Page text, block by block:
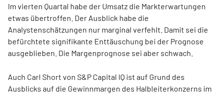
Im vierten Quartal habe der Umsatz die Markterwartungen
etwas übertroffen. Der Ausblick habe die
Analystenschätzungen nur marginal verfehlt. Damit sei die
befürchtete signifikante Enttäuschung bei der Prognose
ausgeblieben. Die Margenprognose sei aber schwach.
Auch Carl Short von S&P Capital IQ ist auf Grund des
Ausblicks auf die Gewinnmargen des Halbleiterkonzerns im